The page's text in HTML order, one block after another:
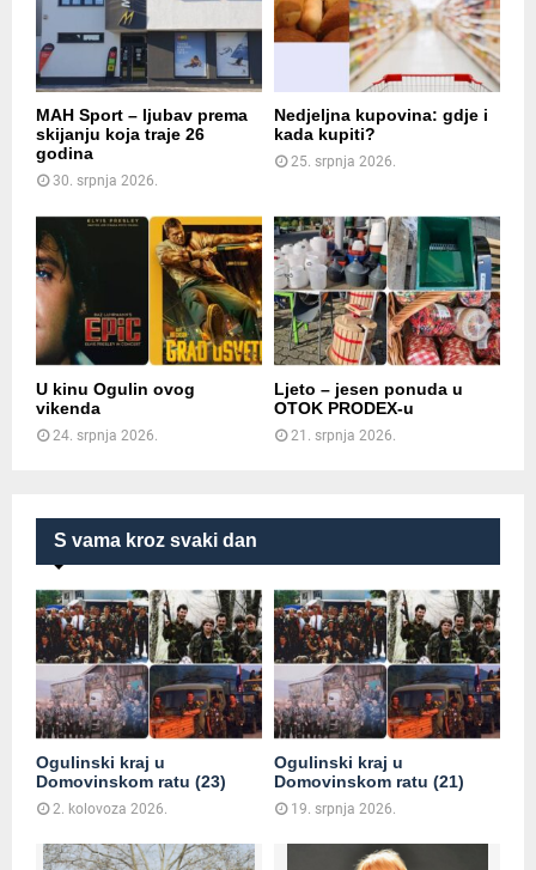
S vama kroz svaki dan
Ogulinski kraj u
Domovinskom ratu (23)
2. kolovoza 2026.
Ogulinski kraj u
Domovinskom ratu (21)
19. srpnja 2026.
MAH Sport – ljubav prema
skijanju koja traje 26
godina
30. srpnja 2026.
Nedjeljna kupovina: gdje i
kada kupiti?
25. srpnja 2026.
U kinu Ogulin ovog
vikenda
24. srpnja 2026.
Ljeto – jesen ponuda u
OTOK PRODEX-u
21. srpnja 2026.